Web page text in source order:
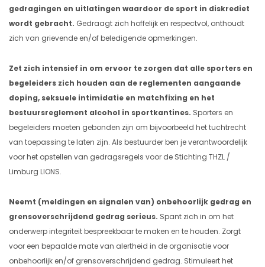
gedragingen en uitlatingen waardoor de sport in diskrediet
wordt gebracht. Gedraagt zich hoffelijk en respectvol, onthoudt
zich van grievende en/of beledigende opmerkingen.
Zet zich intensief in om ervoor te zorgen dat alle sporters en
begeleiders zich houden aan de reglementen aangaande
doping, seksuele intimidatie en matchfixing en het
bestuursreglement alcohol in sportkantines. Sporters en
begeleiders moeten gebonden zijn om bijvoorbeeld het tuchtrecht
van toepassing te laten zijn. Als bestuurder ben je verantwoordelijk
voor het opstellen van gedragsregels voor de Stichting THZL /
Limburg LIONS.
Neemt (meldingen en signalen van) onbehoorlijk gedrag en
grensoverschrijdend gedrag serieus. Spant zich in om het
onderwerp integriteit bespreekbaar te maken en te houden. Zorgt
voor een bepaalde mate van alertheid in de organisatie voor
onbehoorlijk en/of grensoverschrijdend gedrag. Stimuleert het